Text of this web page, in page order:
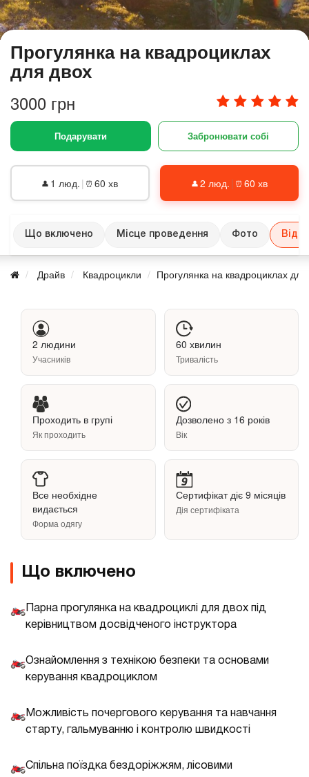
Прогулянка на квадроциклах
для двох
3000 грн
Подарувати Забронювати собі
👤 1 люд. | ⏰ 60 хв 👤2 люд. | ⏰ 60 хв
Що включено Місце проведення Фото
Драйв Квадроцикли Прогулянка на квадроциклах
2 людини
Учасників
60 хвилин
Тривалість
Проходить в групі
Як проходить
Дозволено з 16 років
Вік
Все необхідне
видається
Форма одягу
Сертифікат діє 9 місяців
Дія сертифіката
Що включено
🏍️ Парна прогулянка на квадроциклі для двох під
керівництвом досвідченого інструктора
🏍️Ознайомлення з технікою безпеки та основами
керування квадроциклом
🏍️ Можливість почергового керування та навчання
старту, гальмуванню і контролю швидкості
🏍️Спільна поїздка бездоріжжям, лісовими